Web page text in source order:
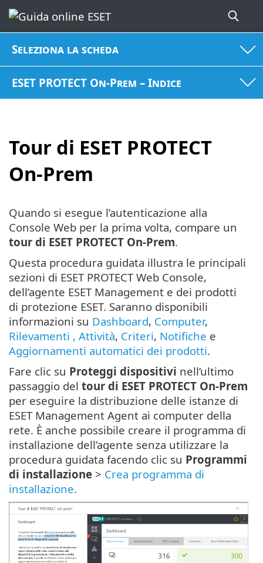
Seleziona la scheda
ESET PROTECT On-Prem – Indice
Tour di ESET PROTECT
On-Prem
Quando si esegue l’autenticazione alla
Console Web per la prima volta, compare un
tour di ESET PROTECT On-Prem.
Questa procedura guidata illustra le principali
sezioni di ESET PROTECT Web Console,
dell’agente ESET Management e dei prodotti
di protezione ESET. Saranno disponibili
informazioni su Dashboard, Computer,
Rilevamenti , Attività, Criteri, Notifiche e
Aggiornamenti automatici dei prodotti.
Fare clic su Proteggi dispositivi nell’ultimo
passaggio del tour di ESET PROTECT On-Prem
per eseguire la distribuzione delle istanze di
ESET Management Agent ai computer della
rete. È anche possibile creare il programma di
installazione dell’agente senza utilizzare la
procedura guidata facendo clic su Programmi
di installazione > Crea programma di
installazione.